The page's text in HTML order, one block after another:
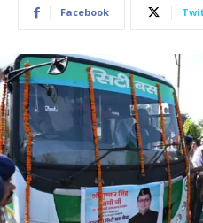
Facebook